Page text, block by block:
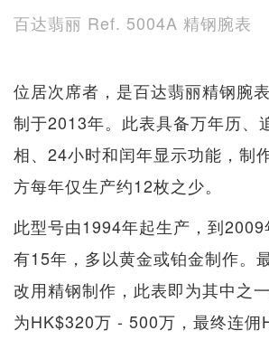
百达翡丽 Ref. 5004A 精钢腕表
位居次席者，是百达翡丽精钢腕
制于2013年。此表具备万年历、
相、24小时和闰年显示功能，制
方每年仅生产约12枚之少。
此型号由1994年起生产，到2009
有15年，多以黄金或铂金制作。
改用精钢制作，此表即为其中之
为HK$320万 - 500万，最终连佣